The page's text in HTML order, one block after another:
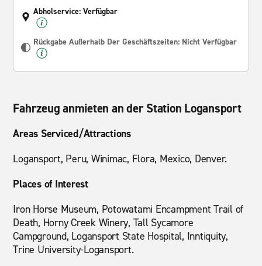
Abholservice: Verfügbar
Rückgabe Außerhalb Der Geschäftszeiten: Nicht Verfügbar
Fahrzeug anmieten an der Station Logansport
Areas Serviced/Attractions
Logansport, Peru, Winimac, Flora, Mexico, Denver.
Places of Interest
Iron Horse Museum, Potowatami Encampment Trail of
Death, Horny Creek Winery, Tall Sycamore
Campground, Logansport State Hospital, Inntiquity,
Trine University-Logansport.